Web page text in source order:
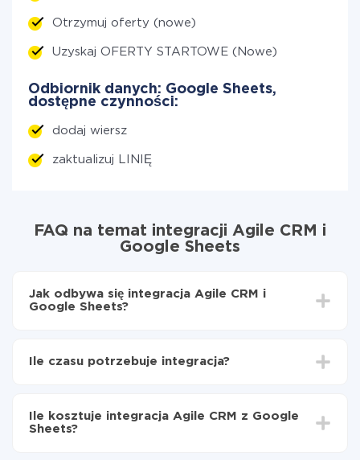
Otrzymuj oferty (nowe)
Uzyskaj OFERTY STARTOWE (Nowe)
Odbiornik danych: Google Sheets,
dostępne czynności:
dodaj wiersz
zaktualizuj LINIĘ
FAQ na temat integracji Agile CRM i
Google Sheets
Jak odbywa się integracja Agile CRM i
Google Sheets?
Google Sheets
CRM do Google Sheets
Ile czasu potrzebuje integracja?
od 5 do 30 minut. Konfiguracja zajmuje średnio 10-15
minut.
Ile kosztuje integracja Agile CRM z Google
Sheets?